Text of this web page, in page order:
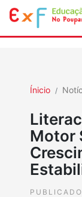
Ínicio
Motor